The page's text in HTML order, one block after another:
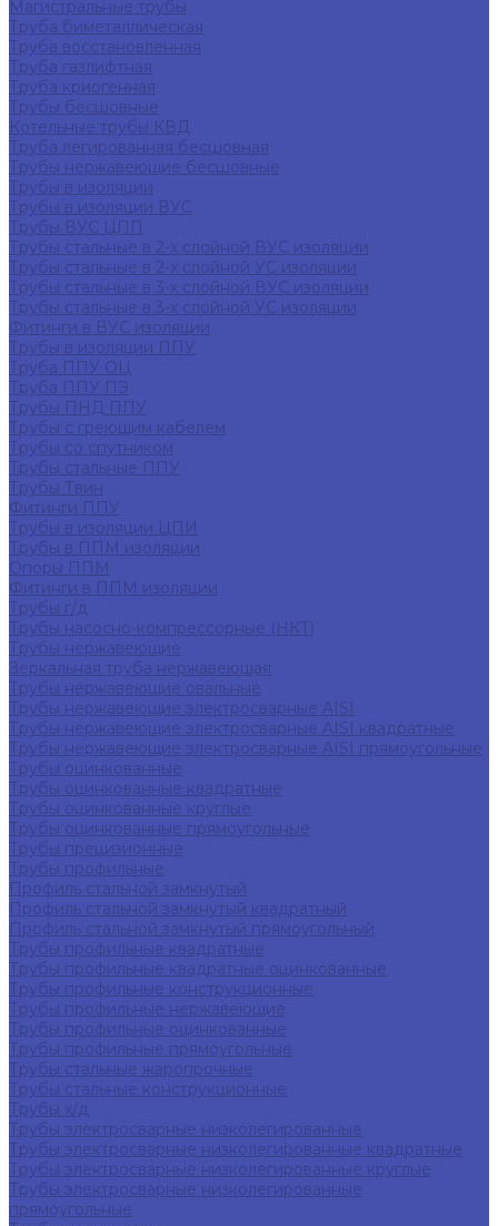
Магистральные трубы
Труба биметаллическая
Труба восстановленная
Труба газлифтная
Труба криогенная
Трубы бесшовные
Котельные трубы КВД
Труба легированная бесшовная
Трубы нержавеющие бесшовные
Трубы в изоляции
Трубы в изоляции ВУС
Трубы ВУС ЦПП
Трубы стальные в 2-х слойной ВУС изоляции
Трубы стальные в 2-х слойной УС изоляции
Трубы стальные в 3-х слойной ВУС изоляции
Трубы стальные в 3-х слойной УС изоляции
Фитинги в ВУС изоляции
Трубы в изоляции ППУ
Труба ППУ ОЦ
Труба ППУ ПЭ
Трубы ПНД ППУ
Трубы с греющим кабелем
Трубы со спутником
Трубы стальные ППУ
Трубы Твин
Фитинги ППУ
Трубы в изоляции ЦПИ
Трубы в ППМ изоляции
Опоры ППМ
Фитинги в ППМ изоляции
Трубы г/д
Трубы насосно-компрессорные (НКТ)
Трубы нержавеющие
Зеркальная труба нержавеющая
Трубы нержавеющие овальные
Трубы нержавеющие электросварные AISI
Трубы нержавеющие электросварные AISI квадратные
Трубы нержавеющие электросварные AISI прямоугольные
Трубы оцинкованные
Трубы оцинкованные квадратные
Трубы оцинкованные круглые
Трубы оцинкованные прямоугольные
Трубы прецизионные
Трубы профильные
Профиль стальной замкнутый
Профиль стальной замкнутый квадратный
Профиль стальной замкнутый прямоугольный
Трубы профильные квадратные
Трубы профильные квадратные оцинкованные
Трубы профильные конструкционные
Трубы профильные нержавеющие
Трубы профильные оцинкованные
Трубы профильные прямоугольные
Трубы стальные жаропрочные
Трубы стальные конструкционные
Трубы х/д
Трубы электросварные низколегированные
Трубы электросварные низколегированные квадратные
Трубы электросварные низколегированные круглые
Трубы электросварные низколегированные
прямоугольные